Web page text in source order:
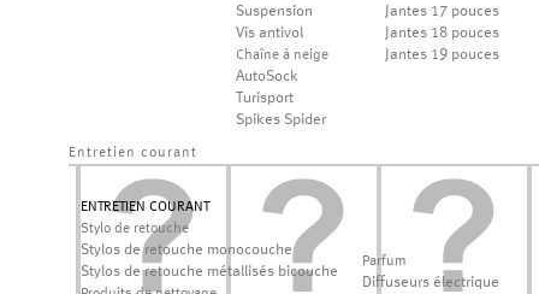
Suspension
Vis antivol
Chaîne à neige
AutoSock
Turisport
Spikes Spider
Jantes 17 pouces
Jantes 18 pouces
Jantes 19 pouces
Entretien courant
ENTRETIEN COURANT
Stylo de retouche
Stylos de retouche monocouche
Stylos de retouche métallisés bicouche
Parfum
Diffuseurs électrique